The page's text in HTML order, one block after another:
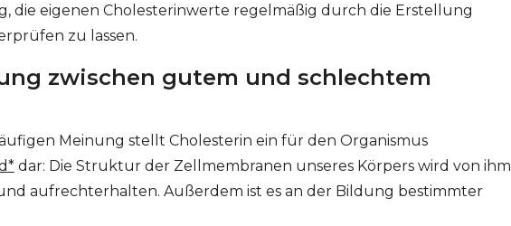
HÔPITAUX ROBERT SCHUMAN
die eigenen Cholesterinwerte regelmäßig durch die Erstellung
zu lassen.
zwischen gutem und schlechtem
Meinung stellt Cholesterin ein für den Organismus
*dar: Die Struktur der Zellmembranen unseres Körpers wird von ihm
aufrechterhalten. Außerdem ist es an der Bildung bestimmter